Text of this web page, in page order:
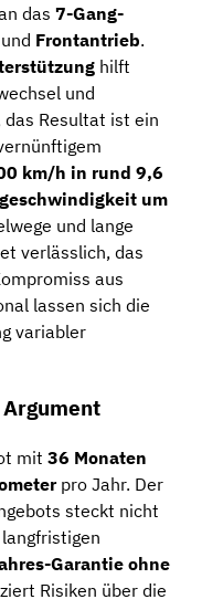
das 7-Gang-
und Frontantrieb.
hilft
und
Resultat ist ein
km/h in rund 9,6
um
und lange
verlässlich, das
aus
lassen sich die
variabler
mit 36 Monaten
pro Jahr. Der
steckt nicht
Garantie ohne
Risiken über die